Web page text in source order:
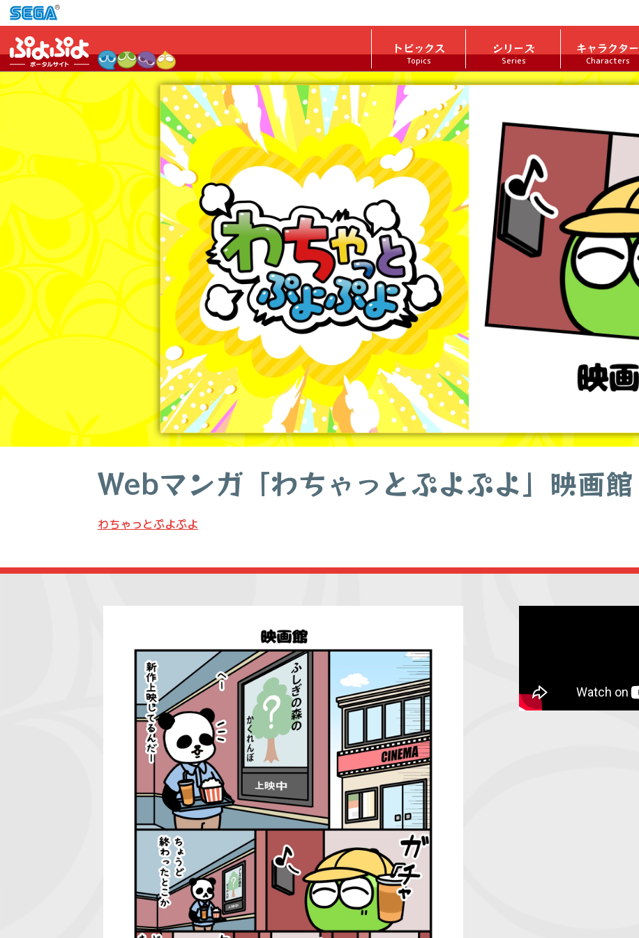
トピックス
Topics
シリーズ
Series
キャラクター
Characters
Webマンガ「わちゃっとぷよぷよ」映画館
わちゃっとぷよぷよ